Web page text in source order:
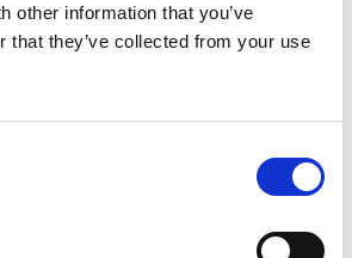
other information that you’ve
that they’ve collected from your use
Riso